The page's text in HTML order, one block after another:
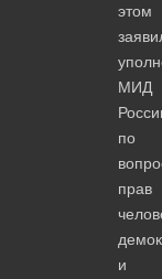
этом
МИД
по
прав
и